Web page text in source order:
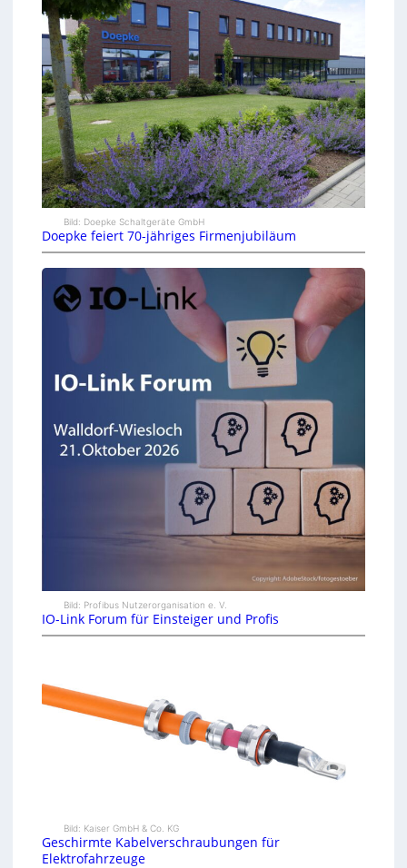
Bild: Doepke Schaltgeräte GmbH
Doepke feiert 70-jähriges Firmenjubiläum
Bild: Profibus Nutzerorganisation e. V.
IO-Link Forum für Einsteiger und Profis
Bild: Kaiser GmbH & Co. KG
Geschirmte Kabelverschraubungen für
Elektrofahrzeuge